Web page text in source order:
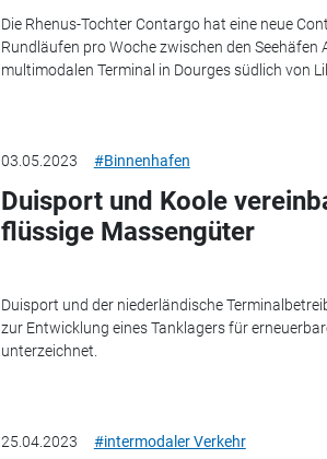
Die Rhenus-Tochter Contargo hat eine neue
Rundläufen pro Woche zwischen den
multimodalen Terminal in Dourges südlich von
03.05.2023 #Binnenhafen
Duisport und Koole
flüssige Massengüter
Duisport und der niederländische
zur Entwicklung eines Tanklagers für
unterzeichnet.
25.04.2023 #intermodaler Verkehr